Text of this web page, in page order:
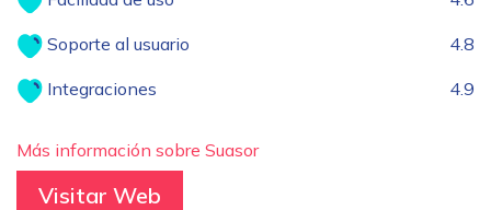
Soporte al usuario 4.8
Integraciones 4.9
Más información sobre Suasor
Visitar Web